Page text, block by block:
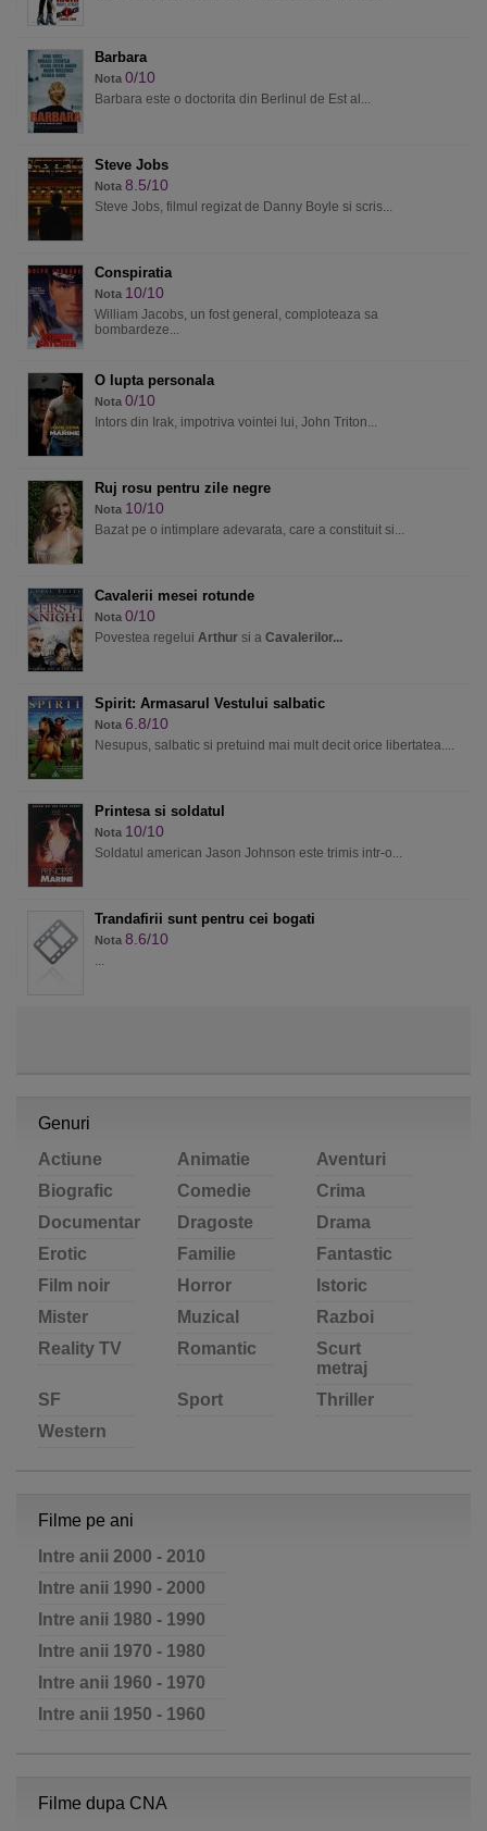
Barbara
Nota 0/10
Barbara este o doctorita din Berlinul de Est al...
Steve Jobs
Nota 8.5/10
Steve Jobs, filmul regizat de Danny Boyle si scris...
Conspiratia
Nota 10/10
William Jacobs, un fost general, comploteaza sa
bombardeze...
O lupta personala
Nota 0/10
Intors din Irak, impotriva vointei lui, John Triton...
Ruj rosu pentru zile negre
Nota 10/10
Bazat pe o intimplare adevarata, care a constituit si...
Cavalerii mesei rotunde
Nota 0/10
Povestea regelui Arthur si a Cavalerilor...
Spirit: Armasarul Vestului salbatic
Nota 6.8/10
Nesupus, salbatic si pretuind mai mult decit orice libertatea....
Printesa si soldatul
Nota 10/10
Soldatul american Jason Johnson este trimis intr-o...
Trandafirii sunt pentru cei bogati
Nota 8.6/10
...
Genuri
Actiune
Animatie
Aventuri
Biografic
Comedie
Crima
Documentar
Dragoste
Drama
Erotic
Familie
Fantastic
Film noir
Horror
Istoric
Mister
Muzical
Razboi
Reality TV
Romantic
Scurt
metraj
SF
Sport
Thriller
Western
Filme pe ani
Intre anii 2000 - 2010
Intre anii 1990 - 2000
Intre anii 1980 - 1990
Intre anii 1970 - 1980
Intre anii 1960 - 1970
Intre anii 1950 - 1960
Filme dupa CNA